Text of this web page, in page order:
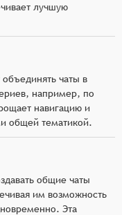
лучшую
чаты в
например, по
навигацию и
общей тематикой.
общие чаты
им возможность
Эта